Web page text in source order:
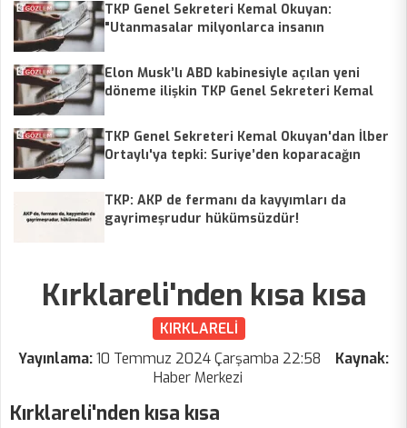
TKP Genel Sekreteri Kemal Okuyan:
"Utanmasalar milyonlarca insanın
Elon Musk’lı ABD kabinesiyle açılan yeni
döneme ilişkin TKP Genel Sekreteri Kemal
TKP Genel Sekreteri Kemal Okuyan'dan İlber
Ortaylı'ya tepki: Suriye’den koparacağın
TKP: AKP de fermanı da kayyımları da
gayrimeşrudur hükümsüzdür!
Kırklareli'nden kısa kısa
KIRKLARELİ
Yayınlama:10 Temmuz 2024 Çarşamba 22:58
Kaynak:
Haber Merkezi
Kırklareli'nden kısa kısa